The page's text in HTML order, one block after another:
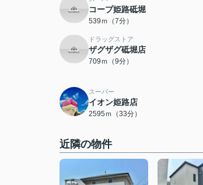
コープ姫路砥堀
539ｍ（7分）
ドラッグストア
ザグザグ砥堀店
709ｍ（9分）
スーパー
イオン姫路店
2595ｍ（33分）
近隣の物件